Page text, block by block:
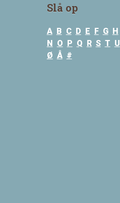
Slå op
A B C D E F G H
N O P Q R S T U
Ø Å #